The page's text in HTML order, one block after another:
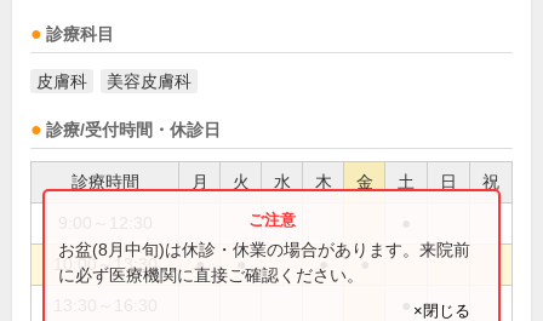
診療科目
皮膚科 美容皮膚科
診療/受付時間・休診日
診療時間 月 火 水 木 金 土 日 祝
10:00～13:30 ● ● ● ●
お盆(8月中旬)は休診・休業の場合があります。来院前
に必ず医療機関に直接ご確認ください。
×閉じる